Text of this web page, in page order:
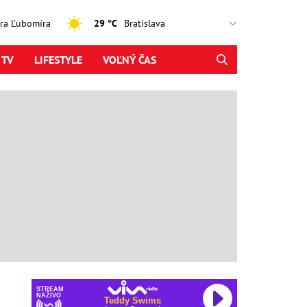
Ľubomíra 29 °C
LIFESTYLE VOĽNÝ ČAS
STREAM
NAŽIVO
Teddy Swims